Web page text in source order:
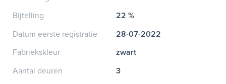
Bijtelling
22 %
Datum eerste registratie
28-07-2022
Fabriekskleur
zwart
Aantal deuren
3